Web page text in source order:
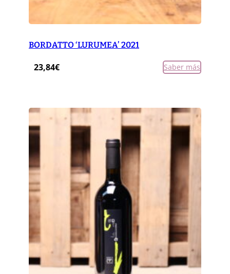
BORDATTO ‘LURUMEA’ 2021
23,84€ Saber más